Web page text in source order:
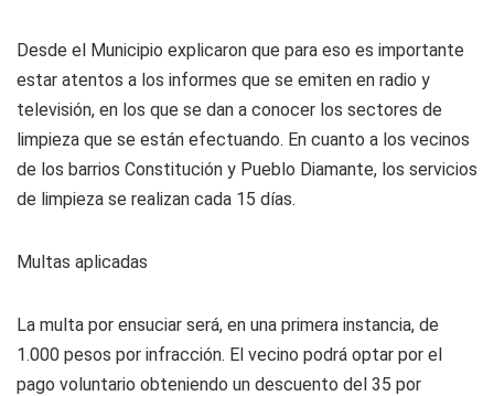
Desde el Municipio explicaron que para eso es importante
estar atentos a los informes que se emiten en radio y
televisión, en los que se dan a conocer los sectores de
limpieza que se están efectuando. En cuanto a los vecinos
de los barrios Constitución y Pueblo Diamante, los servicios
de limpieza se realizan cada 15 días.
Multas aplicadas
La multa por ensuciar será, en una primera instancia, de
1.000 pesos por infracción. El vecino podrá optar por el
pago voluntario obteniendo un descuento del 35 por